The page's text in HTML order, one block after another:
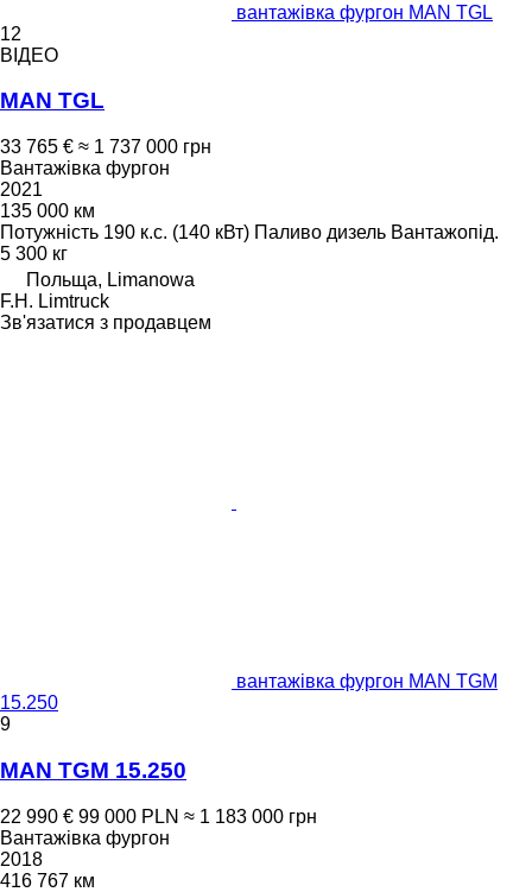
вантажівка фургон MAN TGL
12
ВІДЕО
MAN TGL
33 765 € ≈ 1 737 000 грн
Вантажівка фургон
2021
135 000 км
Потужність 190 к.с. (140 кВт) Паливо дизель Вантажопід.
5 300 кг
Польща, Limanowa
F.H. Limtruck
Зв'язатися з продавцем
вантажівка фургон MAN TGM
15.250
9
MAN TGM 15.250
22 990 € 99 000 PLN ≈ 1 183 000 грн
Вантажівка фургон
2018
416 767 км